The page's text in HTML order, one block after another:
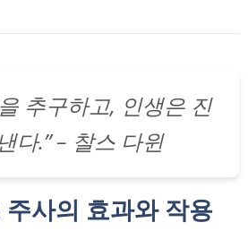
추구하고, 인생은 진
다.” – 찰스 다윈
사의 효과와 작용